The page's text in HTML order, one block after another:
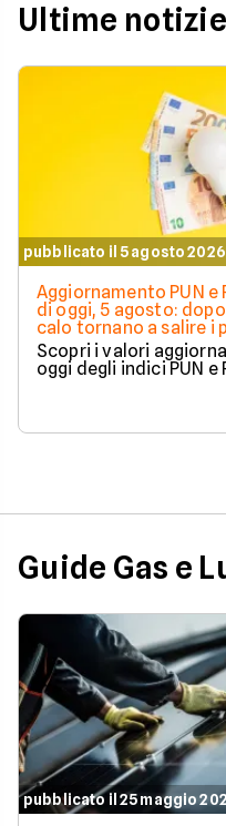
Ultime notizie
pubblicato il 5 agosto 2026
Aggiornamento PUN e
di oggi, 5 agosto: dopo
calo tornano a salire i
Scopri i valori
oggi degli indici PUN e
Guide Gas e
pubblicato il 25 maggio